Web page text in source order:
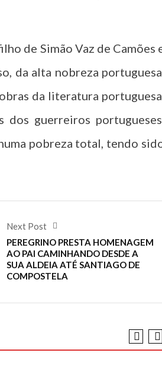
de Simão Vaz de Camões
da alta nobreza portuguesa.
da literatura portuguesa,
guerreiros portugueses.
pobreza total, tendo
Next Post
PEREGRINO PRESTA HOMENAGEM
AO PAI CAMINHANDO DESDE A
SUA ALDEIA ATÉ SANTIAGO DE
COMPOSTELA